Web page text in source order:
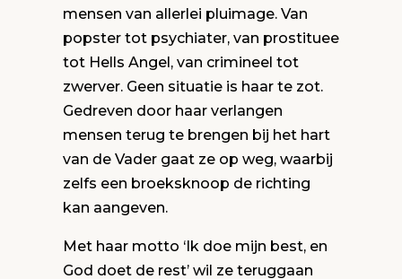
mensen van allerlei pluimage. Van
popster tot psychiater, van prostituee
tot Hells Angel, van crimineel tot
zwerver. Geen situatie is haar te zot.
Gedreven door haar verlangen
mensen terug te brengen bij het hart
van de Vader gaat ze op weg, waarbij
zelfs een broeksknoop de richting
kan aangeven.
Met haar motto ‘Ik doe mijn best, en
God doet de rest’ wil ze teruggaan